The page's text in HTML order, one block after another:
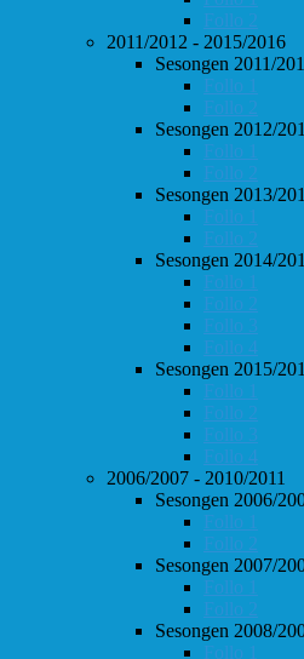
Follo 2
2011/2012 - 2015/2016
Sesongen 2011/
Follo 1
Follo 2
Sesongen 2012/
Follo 1
Follo 2
Sesongen 2013/
Follo 1
Follo 2
Sesongen 2014/
Follo 1
Follo 2
Follo 3
Follo 4
Sesongen 2015/
Follo 1
Follo 2
Follo 3
Follo 4
2006/2007 - 2010/2011
Sesongen 2006/
Follo 1
Follo 2
Sesongen 2007/
Follo 1
Follo 2
Sesongen 2008/
Follo 1